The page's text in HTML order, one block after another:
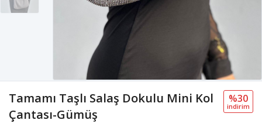
Tamamı Taşlı Salaş Dokulu Mini Kol
Çantası-Gümüş
%30
i̇ndi̇ri̇m